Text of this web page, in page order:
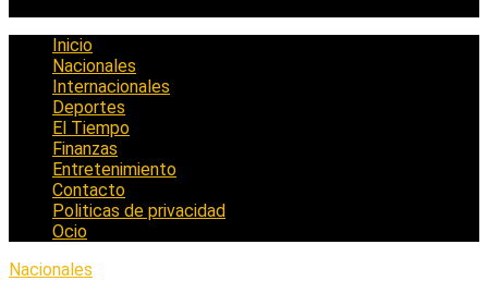
Inicio
Nacionales
Internacionales
Deportes
El Tiempo
Finanzas
Entretenimiento
Contacto
Politicas de privacidad
Ocio
Nacionales